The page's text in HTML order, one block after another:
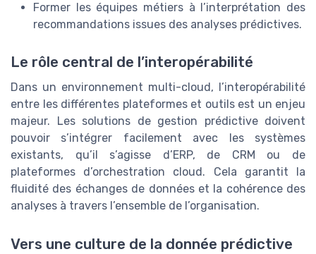
Former les équipes métiers à l’interprétation des
recommandations issues des analyses prédictives.
Le rôle central de l’interopérabilité
Dans un environnement multi-cloud, l’interopérabilité
entre les différentes plateformes et outils est un enjeu
majeur. Les solutions de gestion prédictive doivent
pouvoir s’intégrer facilement avec les systèmes
existants, qu’il s’agisse d’ERP, de CRM ou de
plateformes d’orchestration cloud. Cela garantit la
fluidité des échanges de données et la cohérence des
analyses à travers l’ensemble de l’organisation.
Vers une culture de la donnée prédictive